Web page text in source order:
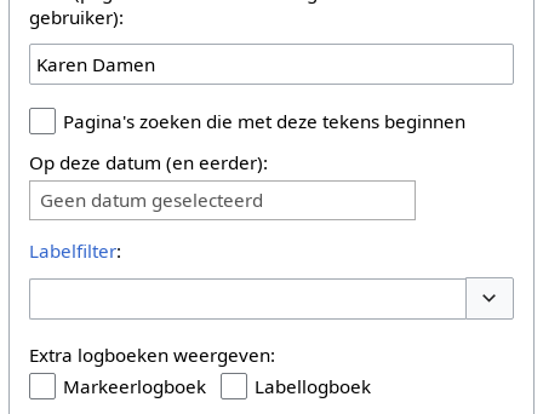
gebruiker):
Pagina's zoeken die met deze tekens beginnen
Op deze datum (en eerder):
Geen datum geselecteerd
Labelfilter:
Extra logboeken weergeven:
Markeerlogboek
Labellogboek